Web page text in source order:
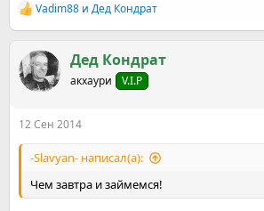
Р
е
к
ц
и
Vadim88 и Дед Кондрат
Дед Кондрат
акхаури V.I.P
12 Сен 2014
-Slavyan- написал(а):
Чем завтра и займемся!